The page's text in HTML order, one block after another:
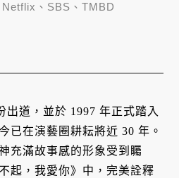
出道，並於 1997 年正式踏入
已在演藝圈耕耘將近 30 年。
充滿故事感的形象受到矚
起，我愛你》中，完美詮釋
、SBS、TMBD